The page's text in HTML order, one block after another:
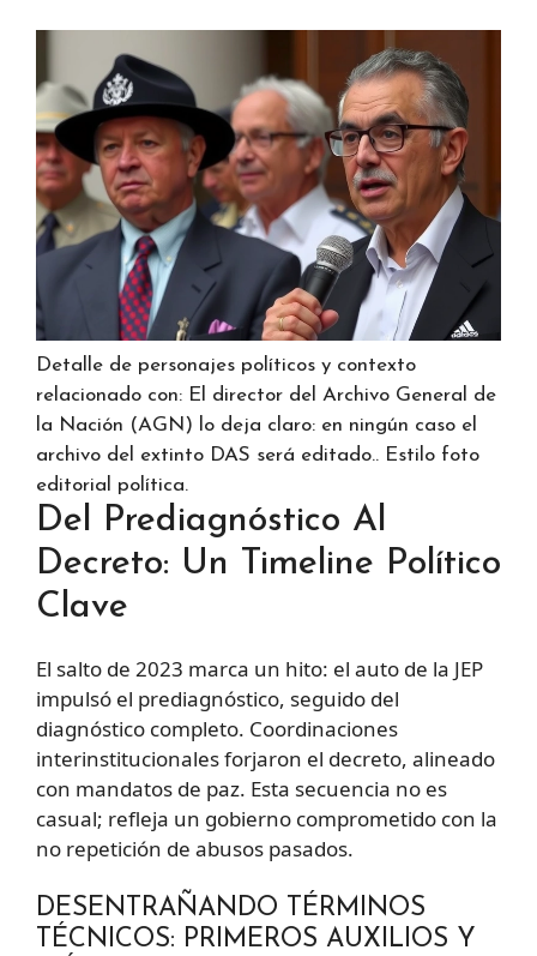
Detalle de personajes políticos y contexto
relacionado con: El director del Archivo General de
la Nación (AGN) lo deja claro: en ningún caso el
archivo del extinto DAS será editado.. Estilo foto
editorial política.
Del Prediagnóstico Al
Decreto: Un Timeline Político
Clave
El salto de 2023 marca un hito: el auto de la JEP
impulsó el prediagnóstico, seguido del
diagnóstico completo. Coordinaciones
interinstitucionales forjaron el decreto, alineado
con mandatos de paz. Esta secuencia no es
casual; refleja un gobierno comprometido con la
no repetición de abusos pasados.
DESENTRAÑANDO TÉRMINOS
TÉCNICOS: PRIMEROS AUXILIOS Y